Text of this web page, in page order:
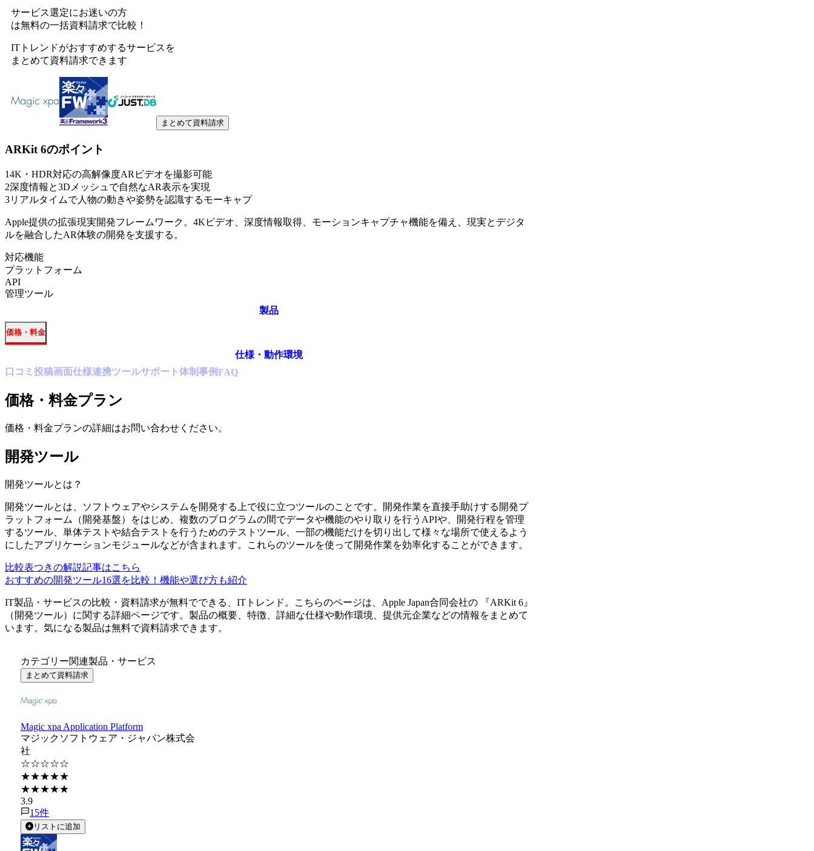
サービス選定にお迷いの方
は無料の一括資料請求で比較！
ITトレンドがおすすめするサービスを
まとめて資料請求できます
まとめて資料請求
ARKit 6のポイント
14K・HDR対応の高解像度ARビデオを撮影可能
2深度情報と3Dメッシュで自然なAR表示を実現
3リアルタイムで人物の動きや姿勢を認識するモーキャプ
Apple提供の拡張現実開発フレームワーク。4Kビデオ、深度情報取得、モーションキャプチャ機能を備え、現実とデジタ
ルを融合したAR体験の開発を支援する。
対応機能
プラットフォーム
API
管理ツール
製品
価格・料金
仕様・動作環境
口コミ 投稿画面仕様連携ツールサポート体制 事例FAQ
価格・料金プラン
価格・料金プランの詳細はお問い合わせください。
開発ツール
開発ツールとは？
開発ツールとは、ソフトウェアやシステムを開発する上で役に立つツールのことです。開発作業を直接手助けする開発プ
ラットフォーム（開発基盤）をはじめ、複数のプログラムの間でデータや機能のやり取りを行うAPIや、開発行程を管理
するツール、単体テストや結合テストを行うためのテストツール、一部の機能だけを切り出して様々な場所で使えるよう
にしたアプリケーションモジュールなどが含まれます。これらのツールを使って開発作業を効率化することができます。
比較表つきの解説記事はこちら
おすすめの開発ツール16選を比較！機能や選び方も紹介
IT製品・サービスの比較・資料請求が無料でできる、ITトレンド。こちらのページは、 Apple Japan合同会社の 『ARKit 6 』
（ 開発ツール）に関する詳細ページです。製品の概要、特徴、詳細な仕様や動作環境、提供元企業などの情報をまとめて
います。気になる製品は無料で資料請求できます。
カテゴリー関連製品・サービス
まとめて資料請求
Magic xpa Application Platform
マジックソフトウェア・ジャパン株式会
社
☆☆☆☆☆
★★★★★
★★★★★
3.9
15件
リストに追加